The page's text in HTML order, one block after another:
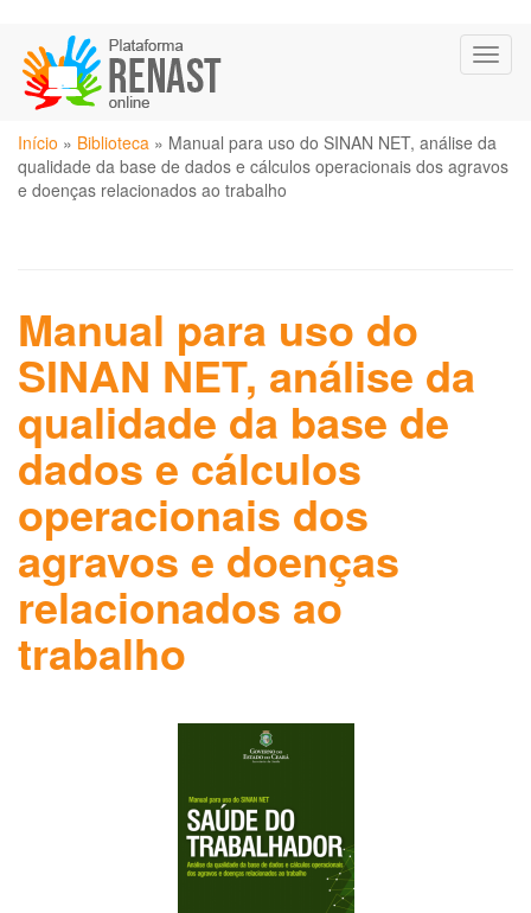
para
conteúdo
principal
Você
está
aqui
Início » Biblioteca » Manual para uso do SINAN NET, análise da
qualidade da base de dados e cálculos operacionais dos agravos
e doenças relacionados ao trabalho
Manual para uso do
SINAN NET, análise da
qualidade da base de
dados e cálculos
operacionais dos
agravos e doenças
relacionados ao
trabalho